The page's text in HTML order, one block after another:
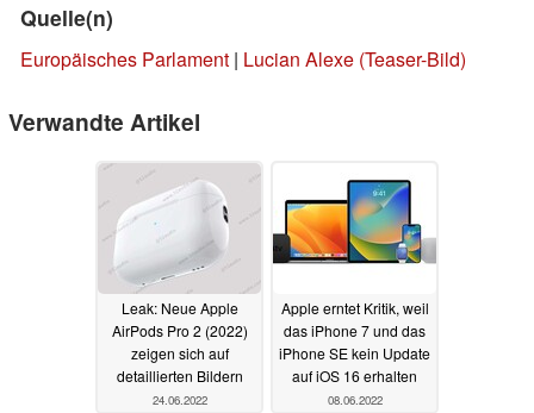
Quelle(n)
Europäisches Parlament | Lucian Alexe (Teaser-Bild)
Verwandte Artikel
Leak: Neue Apple
AirPods Pro 2 (2022)
zeigen sich auf
detaillierten Bildern
24.06.2022
Apple erntet Kritik, weil
das iPhone 7 und das
iPhone SE kein Update
auf iOS 16 erhalten
08.06.2022